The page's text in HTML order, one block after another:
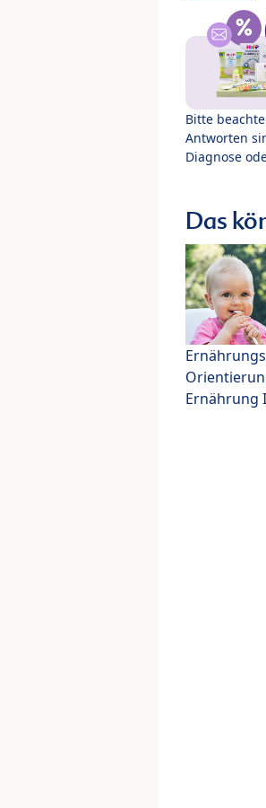
Bitte
Antworten
Diagnose
Das
Ernährung